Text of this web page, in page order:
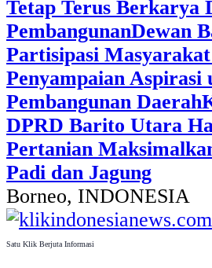
Tetap Terus Berkarya
PembangunanDewan
Partisipasi
Penyampaian Aspirasi
Pembangunan Daerah
DPRD Barito Utara
Pertanian
Padi dan Jagung
Borneo, INDONESIA
Satu Klik Berjuta Informasi